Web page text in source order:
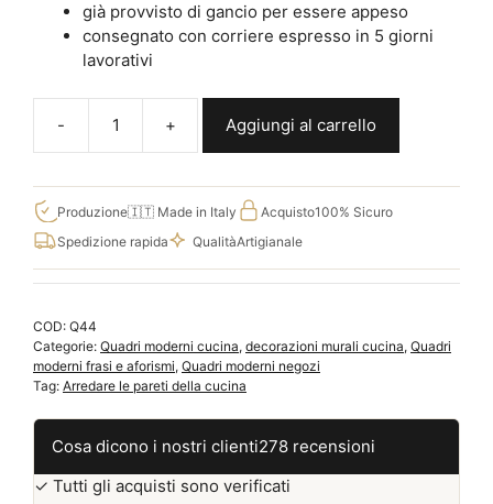
già provvisto di gancio per essere appeso
consegnato con corriere espresso in 5 giorni
lavorativi
Quadro
moderno
frase
cucina
decorazioni
parete
quantità
Aggiungi al carrello
Produzione🇮🇹 Made in Italy Acquisto100% Sicuro
Spedizione rapida
QualitàArtigianale
COD: Q44
Categorie: Quadri moderni cucina, decorazioni murali cucina, Quadri
moderni frasi e aforismi, Quadri moderni negozi
Tag: Arredare le pareti della cucina
Cosa dicono i nostri clienti278 recensioni
✓ Tutti gli acquisti sono verificati